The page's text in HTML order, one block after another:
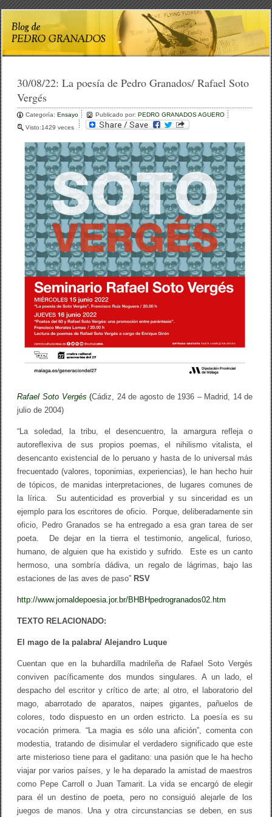
30/08/22:La poesía de Pedro Granados/ Rafael Soto
Vergés
Categoría:Ensayo Publicado por:PEDRO GRANADOS AGUERO
Visto:1429 veces
Rafael Soto Vergés (Cádiz, 24 de agosto de 1936 – Madrid, 14 de
julio de 2004)
“La soledad, la tribu, el desencuentro, la amargura refleja o
autoreflexiva de sus propios poemas, el nihilismo vitalista, el
desencanto existencial de lo peruano y hasta de lo universal más
frecuentado (valores, toponimias, experiencias), le han hecho huir
de tópicos, de manidas interpretaciones, de lugares comunes de
la lírica. Su autenticidad es proverbial y su sinceridad es un
ejemplo para los escritores de oficio. Porque, deliberadamente sin
oficio, Pedro Granados se ha entregado a esa gran tarea de ser
poeta. De dejar en la tierra el testimonio, angelical, furioso,
humano, de alguien que ha existido y sufrido. Este es un canto
hermoso, una sombría dádiva, un regalo de lágrimas, bajo las
estaciones de las aves de paso” RSV
http://www.jornaldepoesia.jor.br/BHBHpedrogranados02.htm
TEXTO RELACIONADO:
El mago de la palabra/ Alejandro Luque
Cuentan que en la buhardilla madrileña de Rafael Soto Vergés
conviven pacíficamente dos mundos singulares. A un lado, el
despacho del escritor y crítico de arte; al otro, el laboratorio del
mago, abarrotado de aparatos, naipes gigantes, pañuelos de
colores, todo dispuesto en un orden estricto. La poesía es su
vocación primera. “La magia es sólo una afición”, comenta con
modestia, tratando de disimular el verdadero significado que este
arte misterioso tiene para el gaditano: una pasión que le ha hecho
viajar por varios países, y le ha deparado la amistad de maestros
como Pepe Carroll o Juan Tamarit. La vida se encargó de elegir
para él un destino de poeta, pero no consiguió alejarle de los
juegos de manos. Una y otra circunstancias se deben, en sus